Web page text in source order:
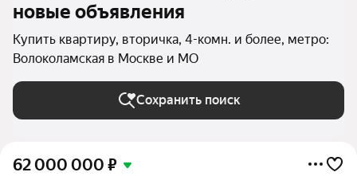
новые объявления
Купить квартиру, вторичка, 4-комн. и более, метро:
Волоколамская в Москве и МО
Сохранить поиск
62 000 000 ₽